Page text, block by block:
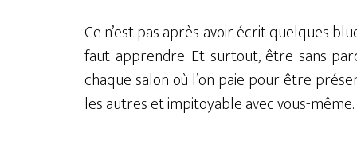
Ce n’est pas après avoir écrit quelques
faut apprendre. Et surtout, être sans
chaque salon où l’on paie pour être
les autres et impitoyable avec vous-même.